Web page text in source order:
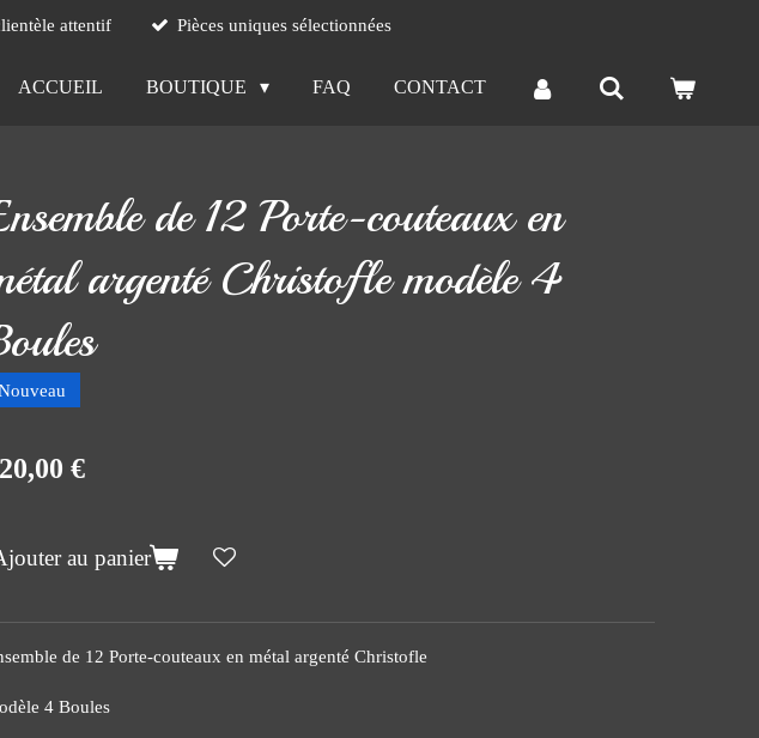
attentif Pièces uniques sélectionnées
ACCUEIL BOUTIQUE FAQ CONTACT
de 12 Porte-couteaux en
argenté Christofle modèle 4
€
au panier
de 12 Porte-couteaux en métal argenté Christofle
4 Boules